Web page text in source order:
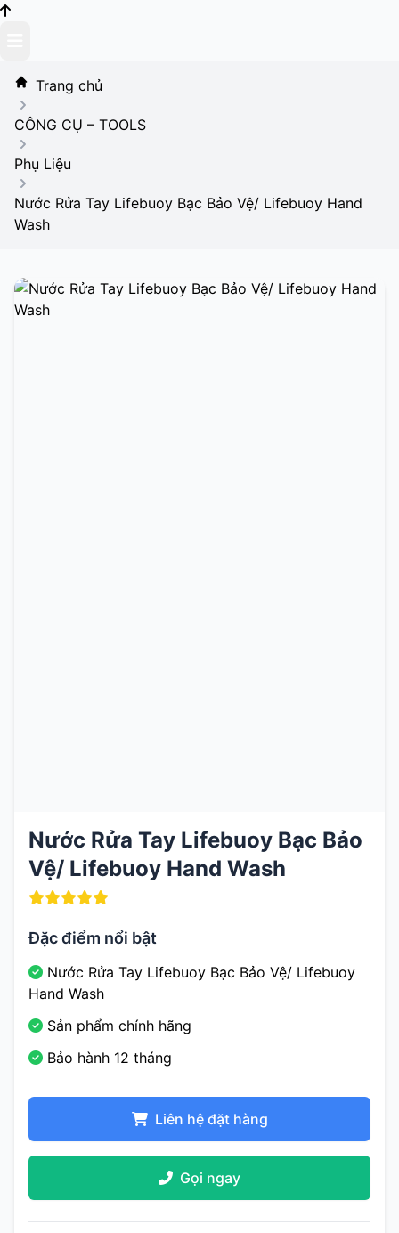
content
Trang chủ
CÔNG CỤ – TOOLS
Phụ Liệu
Nước Rửa Tay Lifebuoy Bạc Bảo Vệ/ Lifebuoy Hand
Wash
Nước Rửa Tay Lifebuoy Bạc Bảo
Vệ/ Lifebuoy Hand Wash
Đặc điểm nổi bật
Nước Rửa Tay Lifebuoy Bạc Bảo Vệ/ Lifebuoy
Hand Wash
Sản phẩm chính hãng
Bảo hành 12 tháng
Liên hệ đặt hàng
Gọi ngay